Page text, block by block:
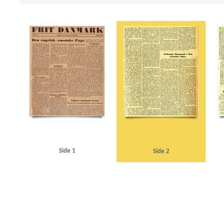
Atlanterhavsdeklarationen B
Berggrav, Eivind,
Christmas Møller, John, politiker
Clausen, Frits, politiker D Dansk Arbejde
Eskelund, Karl, chef for Udenrigsministeriets Pressebureau
F Flakkebjerg
Frankrig
Grundloven
Grønland H Hamborg Helsingør Jernstøberi
Herman Triers Plads
Justitsministerium, det danske
Jydske Tidende Jyllands-Posten
Jørgensen, A.D.,
Knox, John, dommer
Knuth, greve Kofoed Wodschow, Svend K., orlogskaptajn
Lex Ørum
Lili Marleen Lillebæltsbroen Limfjorden London Lüdke, Erich
Olesen, H. Christian
Oslo Q Quisling, Vidkun R Regiment Nordland
Schalburg, Christian F. von
Socialdemokraten Sociallovsrevisionen Sovjetunionen
Udenrigsministeriets Pressebureau
Side 1 Side 2